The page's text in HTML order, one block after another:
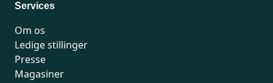
Services
Om os
Ledige stillinger
Presse
Magasiner